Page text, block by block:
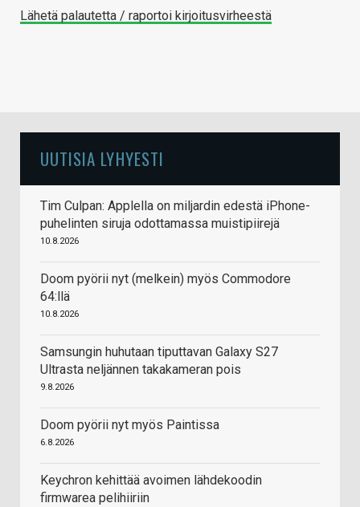
Lähetä palautetta / raportoi kirjoitusvirheestä
UUTISIA LYHYESTI
Tim Culpan: Applella on miljardin edestä iPhone-
puhelinten siruja odottamassa muistipiirejä
10.8.2026
Doom pyörii nyt (melkein) myös Commodore
64:llä
10.8.2026
Samsungin huhutaan tiputtavan Galaxy S27
Ultrasta neljännen takakameran pois
9.8.2026
Doom pyörii nyt myös Paintissa
6.8.2026
Keychron kehittää avoimen lähdekoodin
firmwarea pelihiiriin